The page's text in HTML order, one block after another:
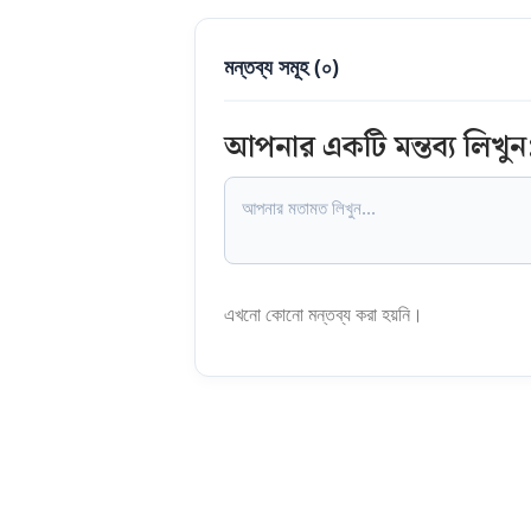
মন্তব্য সমূহ (০)
আপনার একটি মন্তব্য
এখনো কোনো মন্তব্য করা হয়নি।